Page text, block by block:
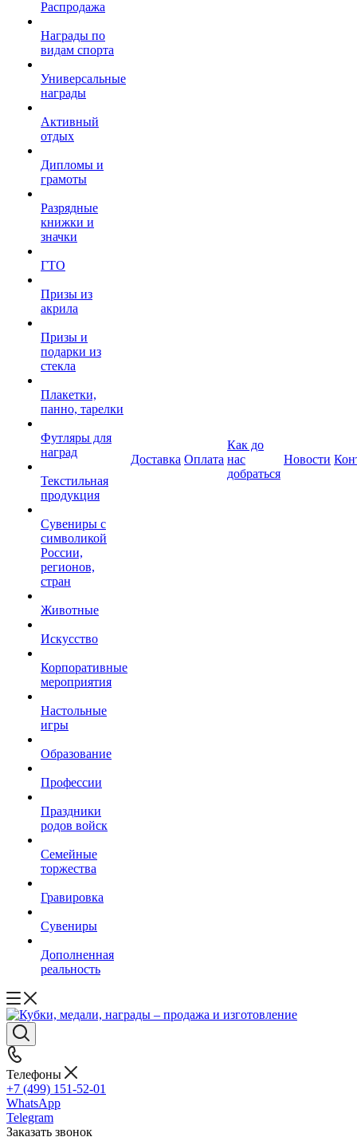
Распродажа
Награды по
видам спорта
Универсальные
награды
Активный
отдых
Дипломы и
грамоты
Разрядные
книжки и
значки
ГТО
Призы из
акрила
Призы и
подарки из
стекла
Плакетки,
панно, тарелки
Футляры для
наград
Текстильная
продукция
Сувениры с
символикой
России,
регионов,
стран
Животные
Искусство
Корпоративные
мероприятия
Настольные
игры
Образование
Профессии
Праздники
родов войск
Семейные
торжества
Гравировка
Сувениры
Дополненная
реальность
Доставка Оплата
Как до
нас
добраться
Новости
Телефоны
+7 (499) 151-52-01
WhatsApp
Telegram
Заказать звонок